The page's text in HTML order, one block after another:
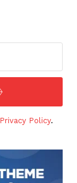
Privacy Policy.